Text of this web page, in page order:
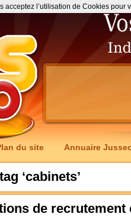
du site Annuaire
‘cabinets’
de recrutement
acceptez l’utilisation de Cookies